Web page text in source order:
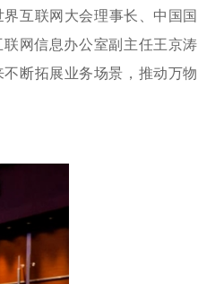
互联网大会理事长、中国国
网信息办公室副主任王京涛
断拓展业务场景，推动万物